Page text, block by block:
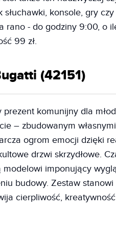
konsole, gry
rano - do godziny 9:00, o
99 zł.
(42151)
komunijny dla
– zbudowanym
ogrom emocji dzięki
drzwi skrzydłowe.
imponujący
budowy. Zestaw
cierpliwość,